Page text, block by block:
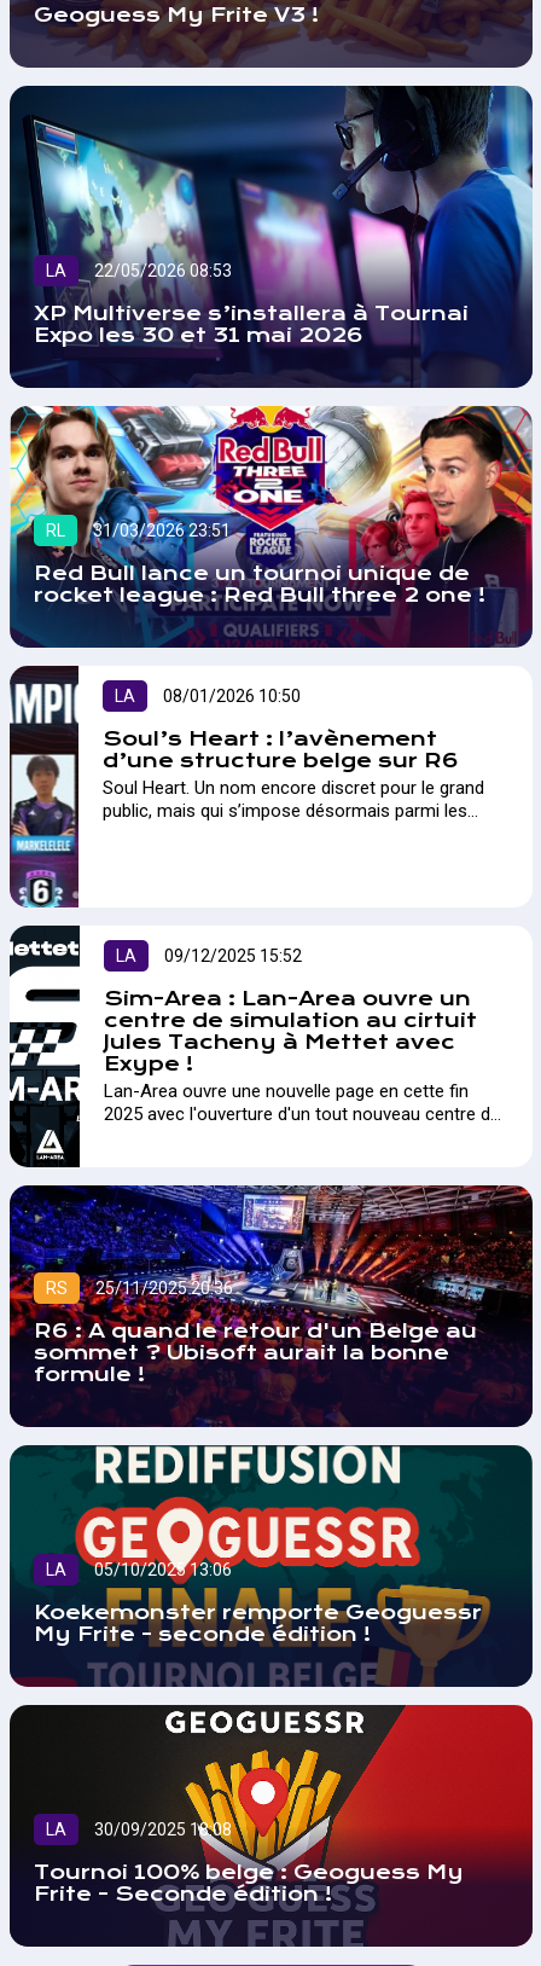
Geoguess My Frite V3 !
LA 22/05/2026 08:53
XP Multiverse s’installera à Tournai
Expo les 30 et 31 mai 2026
RL 31/03/2026 23:51
Red Bull lance un tournoi unique de
rocket league : Red Bull three 2 one !
LA 08/01/2026 10:50
Soul’s Heart : l’avènement
d’une structure belge sur R6
Soul Heart. Un nom encore discret pour le grand
public, mais qui s’impose désormais parmi les
LA 09/12/2025 15:52
Sim-Area : Lan-Area ouvre un
centre de simulation au cirtuit
Jules Tacheny à Mettet avec
Exype !
Lan-Area ouvre une nouvelle page en cette fin
2025 avec l'ouverture d'un tout nouveau centre de
RS 25/11/2025 20:36
R6 : A quand le retour d'un Belge au
sommet ? Ubisoft aurait la bonne
formule !
LA 05/10/2025 13:06
Koekemonster remporte Geoguessr
My Frite - seconde édition !
LA 30/09/2025 18:08
Tournoi 100% belge : Geoguess My
Frite - Seconde édition !